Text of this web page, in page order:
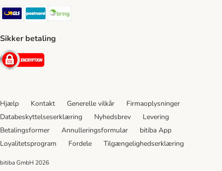
GLS Shipping Method
Postnord Shipping Method
Sikker betaling
Security
Hjælp Kontakt Generelle vilkår
Firmaoplysninger
Databeskyttelseserklæring
Nyhedsbrev
Levering
Betalingsformer
Annulleringsformular
bitiba App
Loyalitetsprogram
Fordele Tilgængelighedserklæring
bitiba GmbH 2026